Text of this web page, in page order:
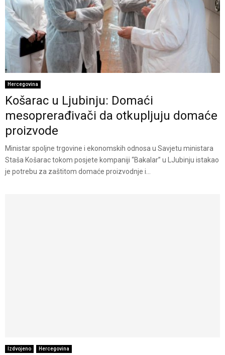
Hercegovina
Košarac u Ljubinju: Domaći
mesoprerađivači da otkupljuju domaće
proizvode
Ministar spoljne trgovine i ekonomskih odnosa u Savjetu ministara
Staša Košarac tokom posjete kompaniji “Bakalar” u LJubinju istakao
je potrebu za zaštitom domaće proizvodnje i...
Izdvojeno Hercegovina